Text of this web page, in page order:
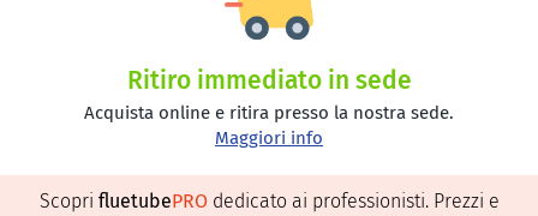
Ritiro immediato in sede
Acquista online e ritira presso la nostra sede.
Maggiori info
Scopri fluetubePRO dedicato ai professionisti. Prezzi e